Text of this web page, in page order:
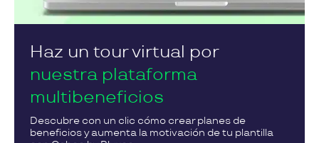
Haz un tour virtual por
nuestra plataforma
multibeneficios
Descubre con un clic cómo crear planes de
beneficios y aumenta la motivación de tu plantilla